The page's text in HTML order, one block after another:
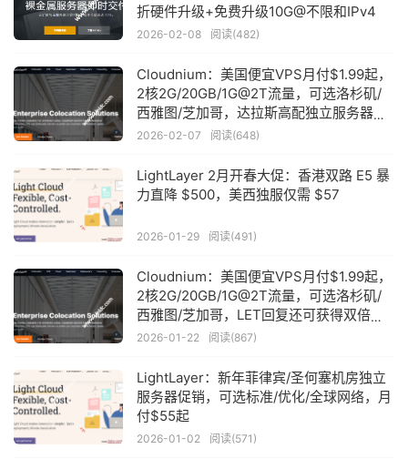
折硬件升级+免费升级10G@不限和IPv4
2026-02-08 阅读(482)
Cloudnium：美国便宜VPS月付$1.99起，
2核2G/20GB/1G@2T流量，可选洛杉矶/
西雅图/芝加哥，达拉斯高配独立服务器月
付$59起
2026-02-07 阅读(648)
LightLayer 2月开春大促：香港双路 E5 暴
力直降 $500，美西独服仅需 $57
2026-01-29 阅读(491)
Cloudnium：美国便宜VPS月付$1.99起，
2核2G/20GB/1G@2T流量，可选洛杉矶/
西雅图/芝加哥，LET回复还可获得双倍流
量/存储/vCpu
2026-01-22 阅读(867)
LightLayer：新年菲律宾/圣何塞机房独立
服务器促销，可选标准/优化/全球网络，月
付$55起
2026-01-02 阅读(571)